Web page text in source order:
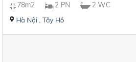
78m2 2 PN 2 WC
Hà Nội, Tây Hồ